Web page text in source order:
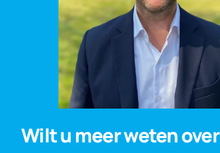
Wilt u meer weten over